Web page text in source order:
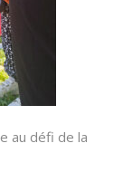
au défi de la